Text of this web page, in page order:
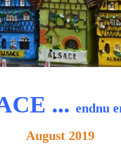
... endnu
August 2019